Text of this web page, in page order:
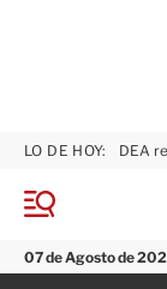
M
n
ú
07 de Agosto de
LO DE HOY: DEA